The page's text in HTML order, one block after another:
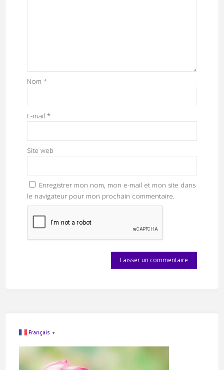
Nom *
E-mail *
Site web
Enregistrer mon nom, mon e-mail et mon site dans
le navigateur pour mon prochain commentaire.
Français ▼